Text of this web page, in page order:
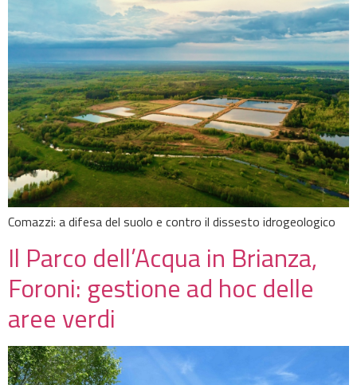
Comazzi: a difesa del suolo e contro il dissesto idrogeologico
Il Parco dell’Acqua in Brianza,
Foroni: gestione ad hoc delle
aree verdi